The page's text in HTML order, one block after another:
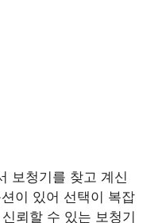
보청기를 찾고 계신
이 있어 선택이 복잡
뢰할 수 있는 보청기